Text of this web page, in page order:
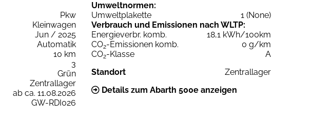
Pkw
Kleinwagen
Jun / 2025
Automatik
10 km
3
Grün
Zentrallager
ab ca. 11.08.2026
GW-RDI026
Umweltnormen:
Umweltplakette
1 (None)
Verbrauch und Emissionen nach WLTP:
Energieverbr. komb.
18,1 kWh/100km
CO2-Emissionen komb.
0 g/km
CO2-Klasse
A
Standort
Zentrallager
Details zum Abarth 500e anzeigen